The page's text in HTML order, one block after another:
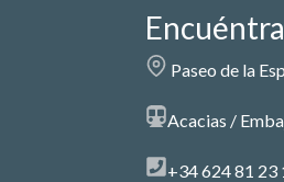
Paseo de la
Acacias /
+34 624 81 23